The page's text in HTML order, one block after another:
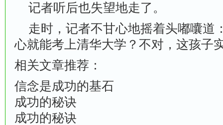
记者听后也失望地走了。
走时，记者不甘心地摇着头嘟囔道
心就能考上清华大学？不对，这孩子
相关文章推荐：
信念是成功的基石
成功的秘诀
成功的秘诀